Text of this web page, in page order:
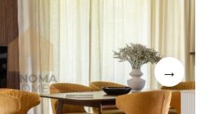
→